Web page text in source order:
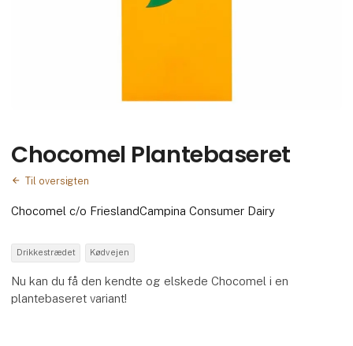
Chocomel Plantebaseret
Til oversigten
Chocomel c/o FrieslandCampina Consumer Dairy
Drikkestrædet Kødvejen
Nu kan du få den kendte og elskede Chocomel i en
plantebaseret variant!